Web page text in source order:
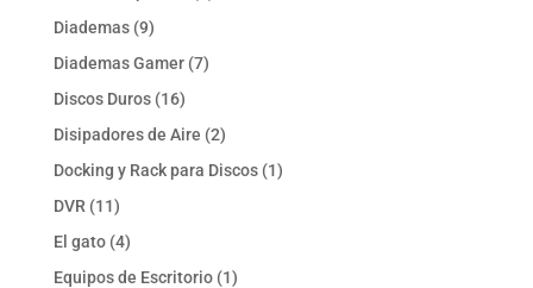
Diademas 99
productos
Diademas Gamer 77
Discos Duros 1616
productos
Disipadores de Aire 22
productos
Docking y Rack para Discos 11
DVR 1111
productos
El gato 44
productos
Equipos de Escritorio 11